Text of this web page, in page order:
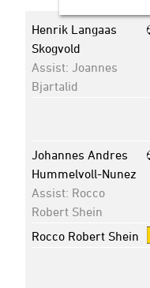
Henrik Langaas
Skogvold
Assist: Joannes
Bjartalid
Johannes Andres
Hummelvoll-Nunez
Assist: Rocco
Robert Shein
Rocco Robert Shein